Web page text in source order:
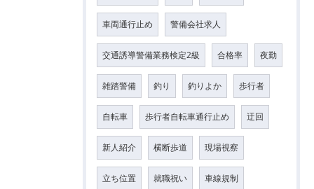
車両通行止め 警備会社求人
交通誘導警備業務検定2級 合格率 夜勤
雑踏警備 釣り 釣りよか 歩行者
自転車 歩行者自転車通行止め 迂回
新人紹介 横断歩道 現場視察
立ち位置 就職祝い 車線規制